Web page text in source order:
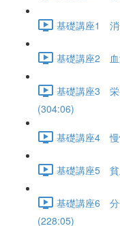
基礎講座1
基礎講座2
基礎講座3 栄
(304:06)
基礎講座4 慢
基礎講座5 貧
基礎講座6 分
(228:05)